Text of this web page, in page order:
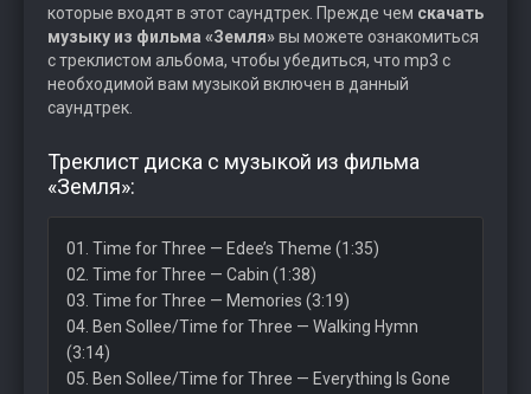
которые входят в этот саундтрек. Прежде чем скачать
музыку из фильма «Земля»вы можете ознакомиться
с треклистом альбома, чтобы убедиться, что mp3 с
необходимой вам музыкой включен в данный
саундтрек.
Треклист диска с музыкой из фильма
«Земля»:
01. Time for Three — Edee’s Theme (1:35)
02. Time for Three — Cabin (1:38)
03. Time for Three — Memories (3:19)
04. Ben Sollee/Time for Three — Walking Hymn
(3:14)
05. Ben Sollee/Time for Three — Everything Is Gone